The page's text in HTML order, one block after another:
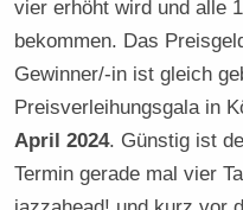
vier erhöht wird und alle
bekommen. Das
Gewinner/-in ist gleich
Preisverleihungsgala in
April 2024. Günstig ist
Termin gerade mal vier